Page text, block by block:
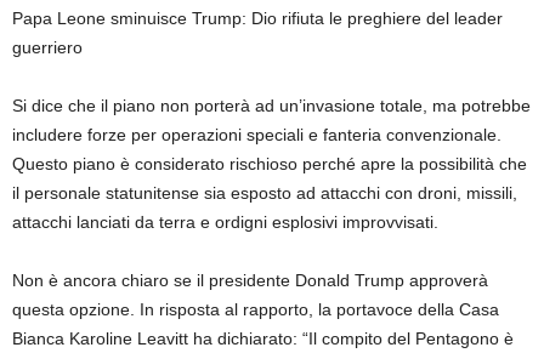
Papa Leone sminuisce Trump: Dio rifiuta le preghiere del leader
guerriero
Si dice che il piano non porterà ad un’invasione totale, ma potrebbe
includere forze per operazioni speciali e fanteria convenzionale.
Questo piano è considerato rischioso perché apre la possibilità che
il personale statunitense sia esposto ad attacchi con droni, missili,
attacchi lanciati da terra e ordigni esplosivi improvvisati.
Non è ancora chiaro se il presidente Donald Trump approverà
questa opzione. In risposta al rapporto, la portavoce della Casa
Bianca Karoline Leavitt ha dichiarato: “Il compito del Pentagono è